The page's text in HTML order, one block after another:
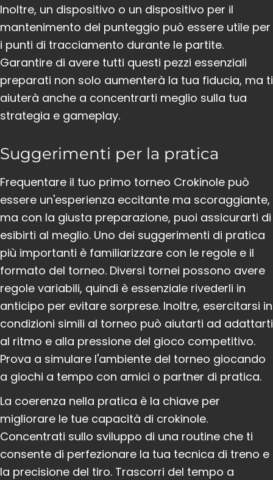
Inoltre, un dispositivo o un dispositivo per il
mantenimento del punteggio può essere utile per
i punti di tracciamento durante le partite.
Garantire di avere tutti questi pezzi essenziali
preparati non solo aumenterà la tua fiducia, ma ti
aiuterà anche a concentrarti meglio sulla tua
strategia e gameplay.
Suggerimenti per la pratica
Frequentare il tuo primo torneo Crokinole può
essere un'esperienza eccitante ma scoraggiante,
ma con la giusta preparazione, puoi assicurarti di
esibirti al meglio. Uno dei suggerimenti di pratica
più importanti è familiarizzare con le regole e il
formato del torneo. Diversi tornei possono avere
regole variabili, quindi è essenziale rivederli in
anticipo per evitare sorprese. Inoltre, esercitarsi in
condizioni simili al torneo può aiutarti ad adattarti
al ritmo e alla pressione del gioco competitivo.
Prova a simulare l'ambiente del torneo giocando
a giochi a tempo con amici o partner di pratica.
La coerenza nella pratica è la chiave per
migliorare le tue capacità di crokinole.
Concentrati sullo sviluppo di una routine che ti
consente di perfezionare la tua tecnica di treno e
la precisione del tiro. Trascorri del tempo a